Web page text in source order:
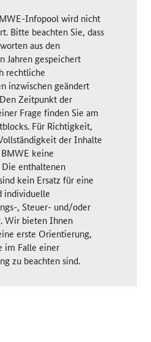
Infopool wird nicht
Bitte beachten Sie, dass
aus den
Jahren gespeichert
rechtliche
inzwischen geändert
Zeitpunkt der
Frage finden Sie am
Für Richtigkeit,
der Inhalte
keine
enthaltenen
kein Ersatz für eine
individuelle
, Steuer- und/oder
Wir bieten Ihnen
erste Orientierung,
im Falle einer
zu beachten sind.